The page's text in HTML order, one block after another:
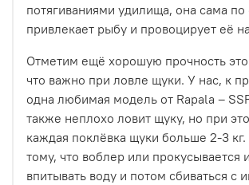
потягиваниями удилища, она сама по
привлекает рыбу и провоцирует её
Отметим ещё хорошую прочность
что важно при ловле щуки. У нас, к
одна любимая модель от Rapala –
также неплохо ловит щуку, но при
каждая поклёвка щуки больше 2-3 кг.
тому, что воблер или прокусывается
впитывать воду и потом сбиваться с